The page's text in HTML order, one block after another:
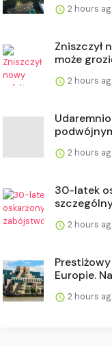
2 hours
Zniszczył
może
2 hours
2 hours
30-latek
2 hours
Europie.
2 hours